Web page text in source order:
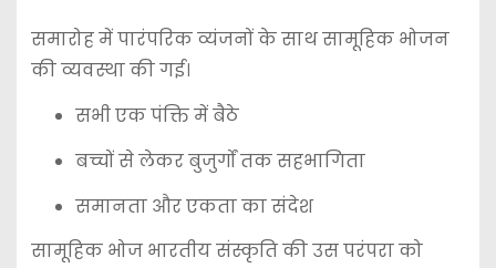
समारोह में पारंपरिक व्यंजनों के साथ सामूहिक भोजन
की व्यवस्था की गई।
सभी एक पंक्ति में बैठे
बच्चों से लेकर बुजुर्गों तक सहभागिता
समानता और एकता का संदेश
सामूहिक भोज भारतीय संस्कृति की उस परंपरा को